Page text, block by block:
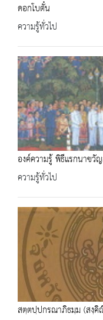
ดอกโบตั๋น
ความรู้ทั่วไป
องค์ความรู้ พิธีแรกนาขวั
ความรู้ทั่วไป
สตฺตปฺปกรณาภิธมฺม (สงฺ